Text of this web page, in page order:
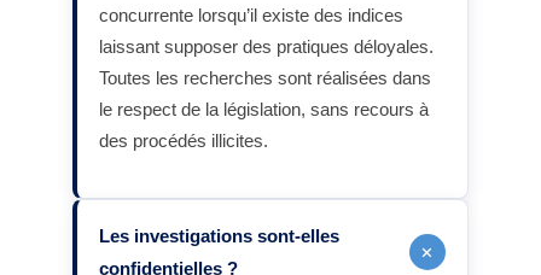
concurrente lorsqu’il existe des indices
laissant supposer des pratiques déloyales.
Toutes les recherches sont réalisées dans
le respect de la législation, sans recours à
des procédés illicites.
Les investigations sont-elles
confidentielles ?
+